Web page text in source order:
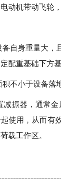
动机带动飞轮
自身重量大，
配重基础下方
不小于设备落
减振器，通常
使用，从而有
载工作区。